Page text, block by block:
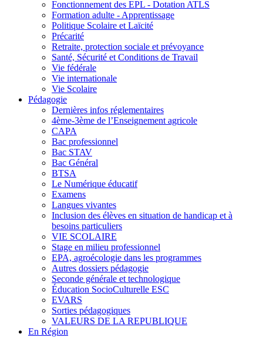
Fonctionnement des EPL - Dotation ATLS
Formation adulte - Apprentissage
Politique Scolaire et Laïcité
Précarité
Retraite, protection sociale et prévoyance
Santé, Sécurité et Conditions de Travail
Vie fédérale
Vie internationale
Vie Scolaire
Pédagogie
Dernières infos réglementaires
4ème-3ème de l’Enseignement agricole
CAPA
Bac professionnel
Bac STAV
Bac Général
BTSA
Le Numérique éducatif
Examens
Langues vivantes
Inclusion des élèves en situation de handicap et à
besoins particuliers
VIE SCOLAIRE
Stage en milieu professionnel
EPA, agroécologie dans les programmes
Autres dossiers pédagogie
Seconde générale et technologique
Éducation SocioCulturelle ESC
EVARS
Sorties pédagogiques
VALEURS DE LA REPUBLIQUE
En Région